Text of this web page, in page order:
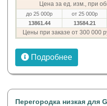
Цена за ед. изм., при
до 25 000р от 25 000р
13861.44
13584.21
Цены при заказе от 300 000
Подробнее
Перегородка низкая для